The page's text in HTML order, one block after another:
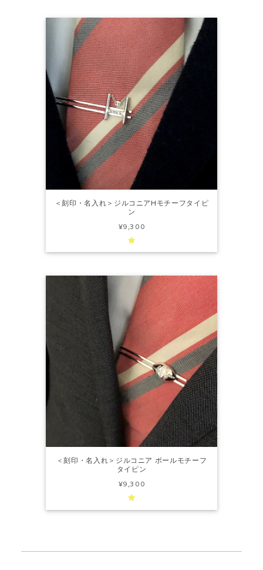
＜刻印・名入れ＞ジルコニアHモチーフタイピ
ン
¥9,300
＜刻印・名入れ＞ジルコニア ボールモチーフ
タイピン
¥9,300